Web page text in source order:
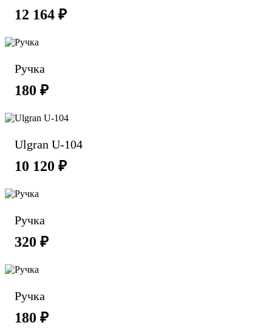
12 164 ₽
Ручка
180 ₽
Ulgran U-104
10 120 ₽
Ручка
320 ₽
Ручка
180 ₽